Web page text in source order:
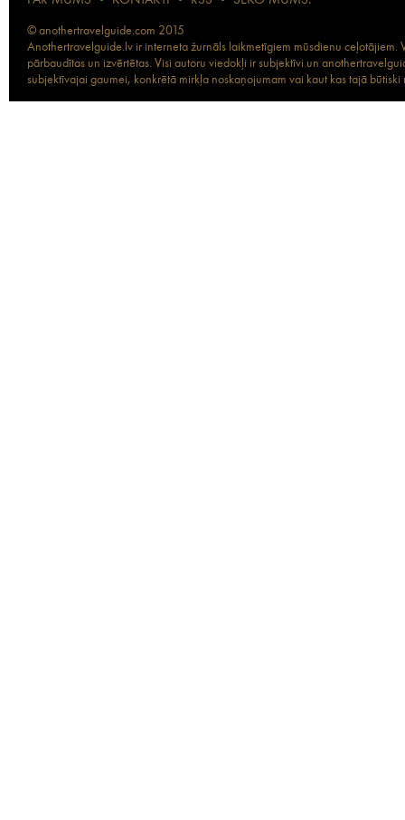
© anothertravelguide.com 2015
Anothertravelguide.lv ir interneta žurnāls laikmetīgiem mūsdienu
pārbaudītas un izvērtētas. Visi autoru viedokļi ir subjektīvi un
subjektīvajai gaumei, konkrētā mirkļa noskaņojumam vai kaut kas tajā